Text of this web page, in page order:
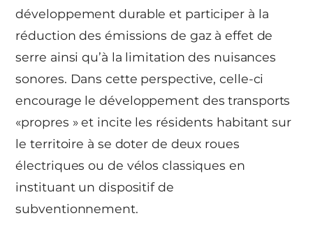
développement durable et participer à la
réduction des émissions de gaz à effet de
serre ainsi qu’à la limitation des nuisances
sonores. Dans cette perspective, celle-ci
encourage le développement des transports
«propres » et incite les résidents habitant sur
le territoire à se doter de deux roues
électriques ou de vélos classiques en
instituant un dispositif de
subventionnement.